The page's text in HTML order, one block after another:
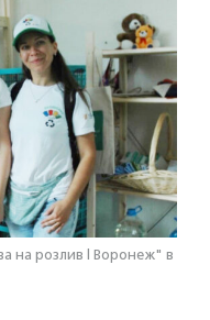
на розлив | Воронеж" в